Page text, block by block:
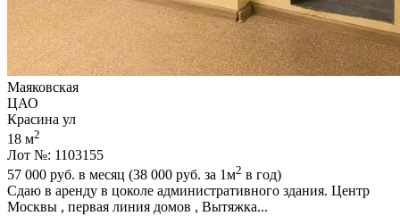
Маяковская
ЦАО
Красина ул
18 м2
Лот №: 1103155
57 000 руб. в месяц (38 000 руб. за 1м2 в год)
Сдаю в аренду в цоколе административного здания. Центр
Москвы ,­ первая линия домов ,­ Вытяжка...